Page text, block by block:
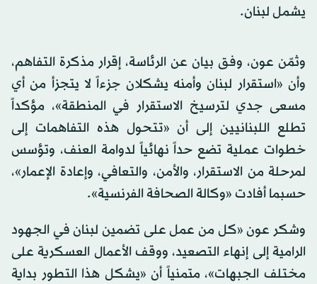
يشمل لبنان.
وثمّن عون، وفق بيان عن الرئاسة، إقرار مذكرة التفاهم،
وأن «استقرار لبنان وأمنه يشكلان جزءاً لا يتجزأ من أي
مسعى جدي لترسيخ الاستقرار في المنطقة»، مؤكداً
تطلع اللبنانيين إلى أن «تتحول هذه التفاهمات إلى
خطوات عملية تضع حداً نهائياً لدوامة العنف، وتؤسس
لمرحلة من الاستقرار، والأمن، والتعافي، وإعادة الإعمار»،
حسبما أفادت «وكالة الصحافة الفرنسية».
وشكر عون «كل من عمل على تضمين لبنان في الجهود
الرامية إلى إنهاء التصعيد، ووقف الأعمال العسكرية على
مختلف الجبهات»، متمنياً أن «يشكل هذا التطور بداية